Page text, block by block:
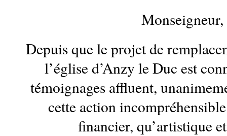
Monseigneur,
Depuis que le projet de
l’église d’Anzy le Duc est
témoignages affluent,
cette action
financier, qu’artistique